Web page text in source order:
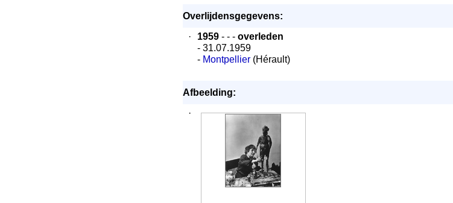
Overlijdensgegevens:
·
1959- - - overleden
- 31.07.1959
- Montpellier(Hérault)
Afbeelding:
·